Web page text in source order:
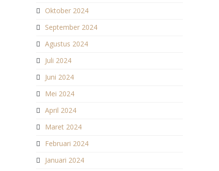
Oktober 2024
September 2024
Agustus 2024
Juli 2024
Juni 2024
Mei 2024
April 2024
Maret 2024
Februari 2024
Januari 2024